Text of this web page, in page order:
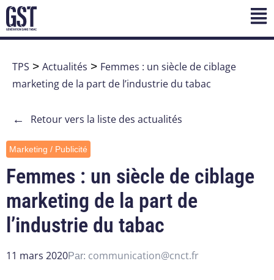
TPS > Actualités > Femmes : un siècle de ciblage
marketing de la part de l’industrie du tabac
← Retour vers la liste des actualités
Marketing / Publicité
Femmes : un siècle de ciblage
marketing de la part de
l’industrie du tabac
11 mars 2020Par: communication@cnct.fr